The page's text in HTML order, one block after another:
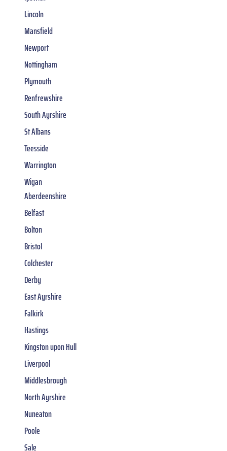
Lincoln
Mansfield
Newport
Nottingham
Plymouth
Renfrewshire
South Ayrshire
St Albans
Teesside
Warrington
Wigan
Aberdeenshire
Belfast
Bolton
Bristol
Colchester
Derby
East Ayrshire
Falkirk
Hastings
Kingston upon Hull
Liverpool
Middlesbrough
North Ayrshire
Nuneaton
Poole
Sale